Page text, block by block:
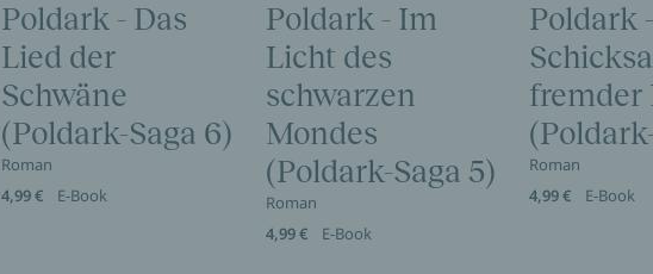
Poldark - Das
Lied der
Schwäne
(Poldark-Saga 6)
Roman
4,99 €
E-Book
Poldark - Im
Licht des
schwarzen
Mondes
(Poldark-Saga 5)
Roman
4,99 €
E-Book
Poldark -
fremder
Roman
4,99 €
E-Book